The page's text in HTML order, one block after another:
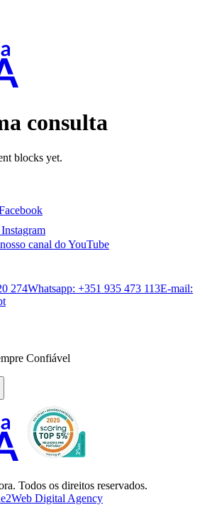
consulta
blocks yet.
canal do YouTube
274Whatsapp: +351 935 473 113E-mail:
Confiável
. Todos os direitos reservados.
Digital Agency